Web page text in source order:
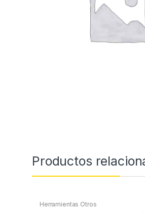
Productos
Herramientas Otros